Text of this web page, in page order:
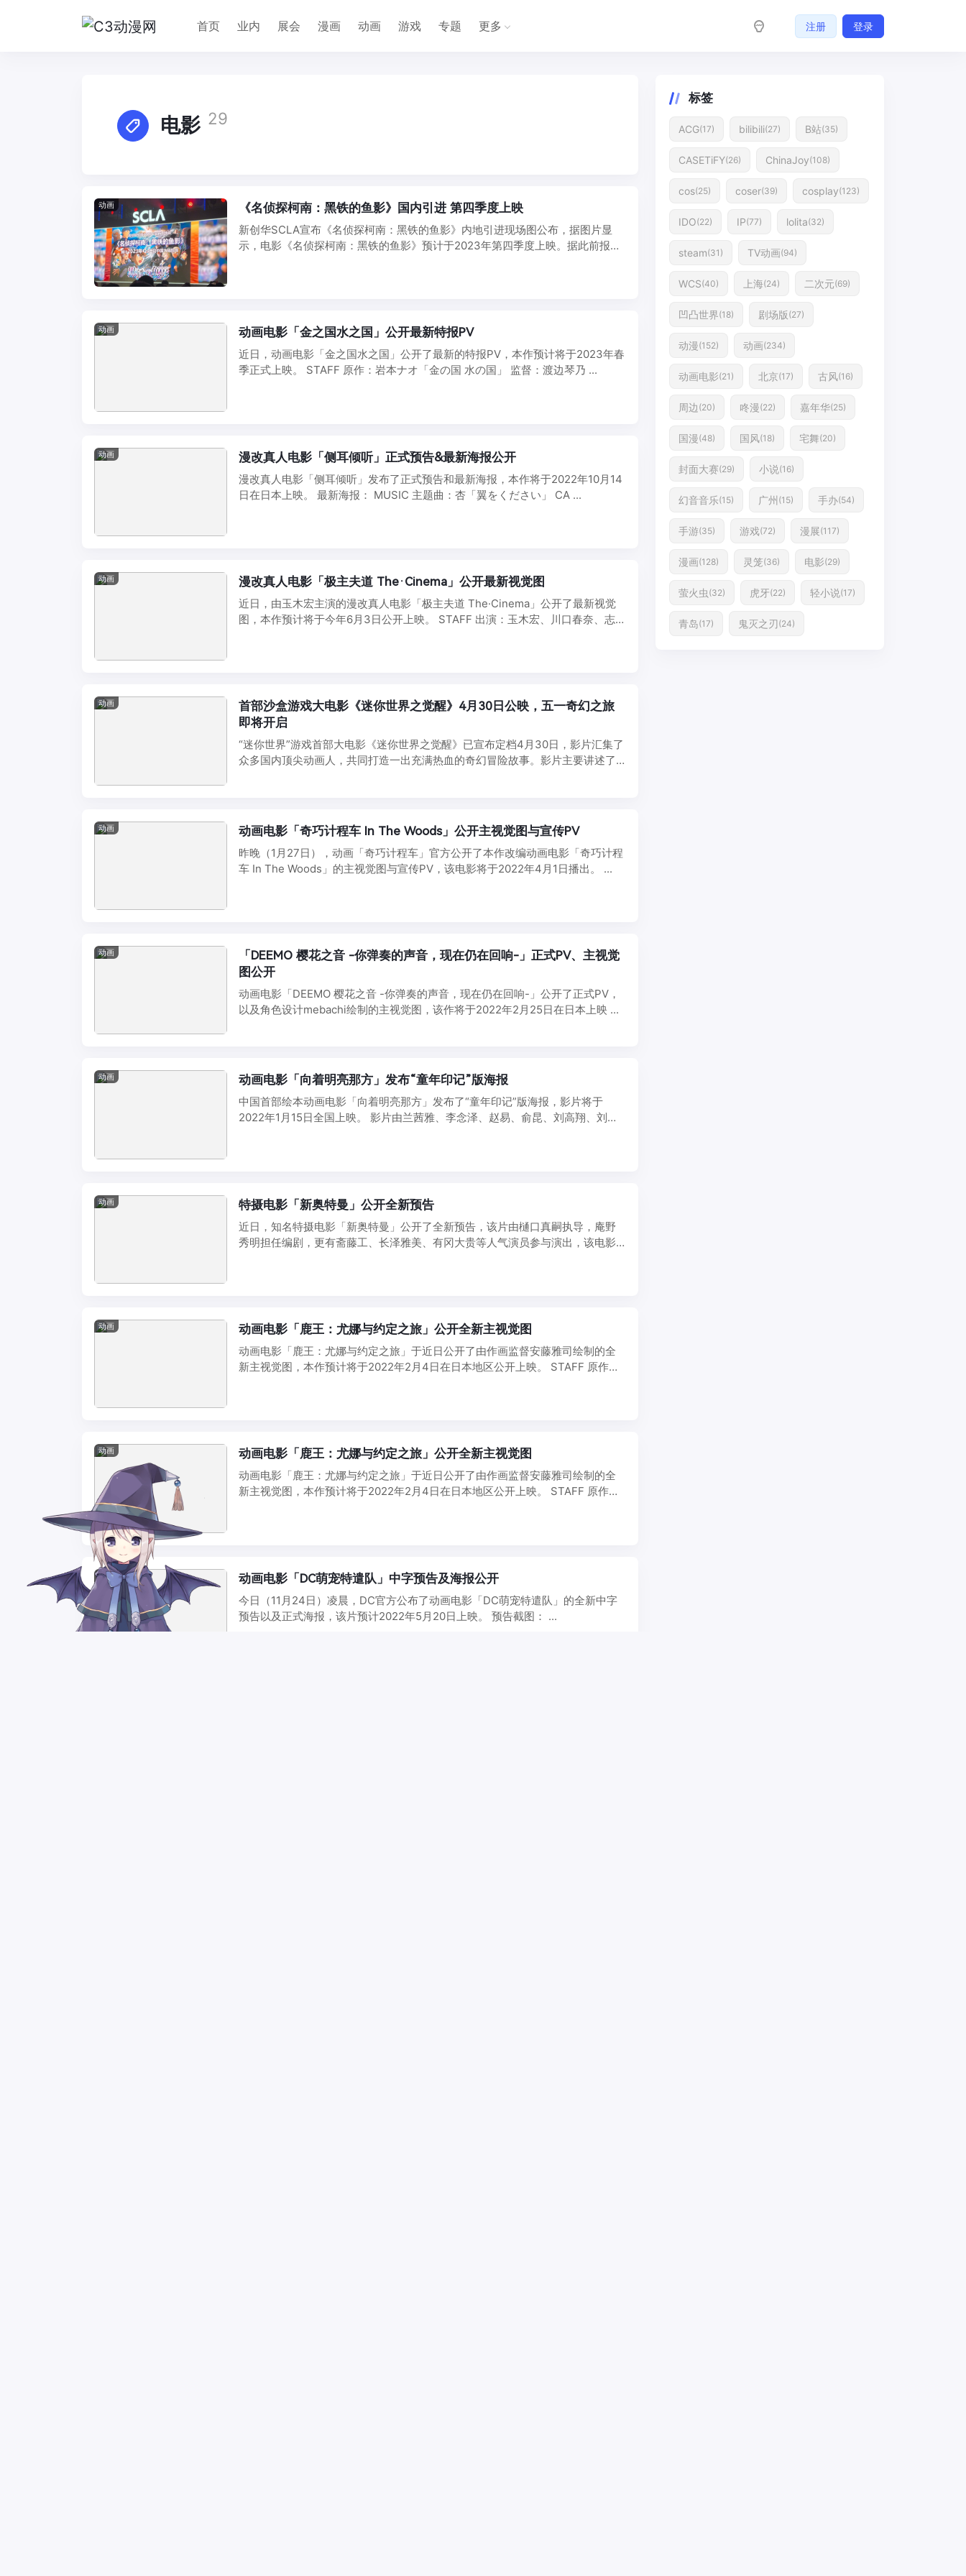
首页 业内 展会 漫画 动画 游戏 专题 更多 注册 登录
电影 29
动画 《名侦探柯南：黑铁的鱼影》国内引进 第四季度上映
新创华SCLA宣布《名侦探柯南：黑铁的鱼影》内地引进现场图公布，据图片显
示，电影《名侦探柯南：黑铁的鱼影》预计于2023年第四季度上映。据此前报
动画 动画电影「金之国水之国」公开最新特报PV
近日，动画电影「金之国水之国」公开了最新的特报PV，本作预计将于2023年春
季正式上映。 STAFF 原作：岩本ナオ「金の国 水の国」 监督：渡边琴乃 ...
动画 漫改真人电影「侧耳倾听」正式预告&最新海报公开
漫改真人电影「侧耳倾听」发布了正式预告和最新海报，本作将于2022年10月14
日在日本上映。 最新海报： MUSIC 主题曲：杏「翼をください」 CA ...
动画 漫改真人电影「极主夫道 The·Cinema」公开最新视觉图
近日，由玉木宏主演的漫改真人电影「极主夫道 The·Cinema」公开了最新视觉
图，本作预计将于今年6月3日公开上映。 STAFF 出演：玉木宏、川口春奈、志
动画
首部沙盒游戏大电影《迷你世界之觉醒》4月30日公映，五一奇幻之旅
即将开启
“迷你世界”游戏首部大电影《迷你世界之觉醒》已宣布定档4月30日，影片汇集了
众多国内顶尖动画人，共同打造一出充满热血的奇幻冒险故事。影片主要讲述了
动画 动画电影「奇巧计程车 In The Woods」公开主视觉图与宣传PV
昨晚（1月27日），动画「奇巧计程车」官方公开了本作改编动画电影「奇巧计程
车 In The Woods」的主视觉图与宣传PV，该电影将于2022年4月1日播出。 ...
动画
「DEEMO 樱花之音 -你弹奏的声音，现在仍在回响-」正式PV、主视觉
图公开
动画电影「DEEMO 樱花之音 -你弹奏的声音，现在仍在回响-」公开了正式PV，
以及角色设计mebachi绘制的主视觉图，该作将于2022年2月25日在日本上映 ...
动画 动画电影「向着明亮那方」发布“童年印记”版海报
中国首部绘本动画电影「向着明亮那方」发布了“童年印记”版海报，影片将于
2022年1月15日全国上映。 影片由兰茜雅、李念泽、赵易、俞昆、刘高翔、刘毛
动画 特摄电影「新奥特曼」公开全新预告
近日，知名特摄电影「新奥特曼」公开了全新预告，该片由樋口真嗣执导，庵野
秀明担任编剧，更有斋藤工、长泽雅美、有冈大贵等人气演员参与演出，该电影
动画 动画电影「鹿王：尤娜与约定之旅」公开全新主视觉图
动画电影「鹿王：尤娜与约定之旅」于近日公开了由作画监督安藤雅司绘制的全
新主视觉图，本作预计将于2022年2月4日在日本地区公开上映。 STAFF 原作：
动画 动画电影「鹿王：尤娜与约定之旅」公开全新主视觉图
动画电影「鹿王：尤娜与约定之旅」于近日公开了由作画监督安藤雅司绘制的全
新主视觉图，本作预计将于2022年2月4日在日本地区公开上映。 STAFF 原作：
动画 动画电影「DC萌宠特遣队」中字预告及海报公开
今日（11月24日）凌晨，DC官方公布了动画电影「DC萌宠特遣队」的全新中字
预告以及正式海报，该片预计2022年5月20日上映。 预告截图： ...
标签
ACG(17) bilibili(27) B站(35)
CASETiFY(26) ChinaJoy(108)
cos(25) coser(39) cosplay(123)
IDO(22) IP(77) lolita(32)
steam(31) TV动画(94)
WCS(40) 上海(24) 二次元(69)
凹凸世界(18) 剧场版(27)
动漫(152) 动画(234)
动画电影(21) 北京(17) 古风(16)
周边 (20) 咚漫(22) 嘉年华(25)
国漫(48) 国风(18) 宅舞(20)
封面大赛(29) 小说(16)
幻音音乐(15) 广州 (15) 手办(54)
手游(35) 游戏(72) 漫展(117)
漫画(128) 灵笼(36) 电影(29)
萤火虫 (32) 虎牙(22) 轻小说(17)
青岛(17) 鬼灭之刃(24)